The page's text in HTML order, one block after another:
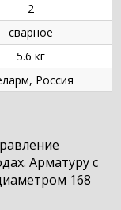
2
сварное
5.6 кг
Россия
Арматуру с
168